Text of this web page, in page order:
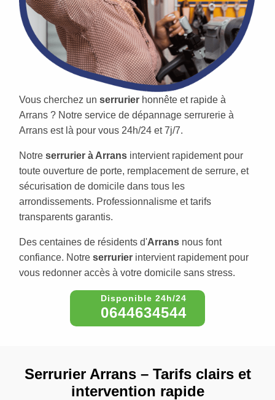
Vous cherchez un serrurier honnête et rapide à
Arrans ? Notre service de dépannage serrurerie à
Arrans est là pour vous 24h/24 et 7j/7.
Notre serrurier à Arrans intervient rapidement pour
toute ouverture de porte, remplacement de serrure, et
sécurisation de domicile dans tous les
arrondissements. Professionnalisme et tarifs
transparents garantis.
Des centaines de résidents d'Arrans nous font
confiance. Notre serrurier intervient rapidement pour
vous redonner accès à votre domicile sans stress.
0644634544
Serrurier Arrans – Tarifs clairs et
intervention rapide